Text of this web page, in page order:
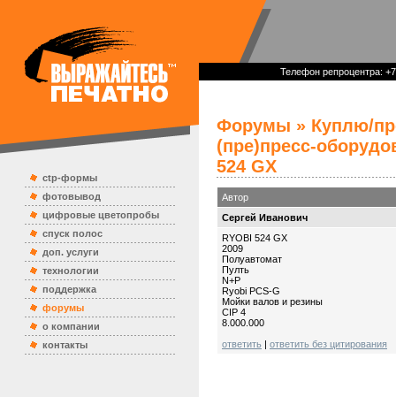
ctp-формы
фотовывод
цифровые цветопробы
спуск полос
доп. услуги
технологии
поддержка
форумы
о компании
контакты
Телефон репроцентра:
Форумы » Куплю/
(пре)пресс-
524 GX
Автор
Сергей Иванович
RYOBI 524 GX
2009
Полуавтомат
Пулть
N+P
Ryobi PCS-G
Мойки валов и резины
CIP 4
8.000.000
ответить | ответить без цитирования